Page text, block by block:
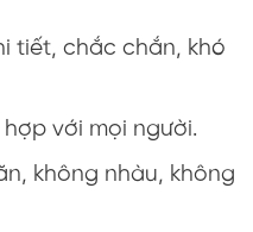
tiết, chắc chắn, khó
với mọi người.
không nhàu, không